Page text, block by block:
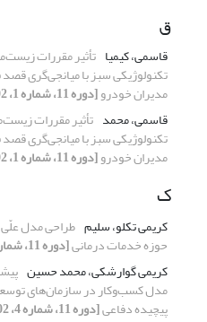
ق
قاسمی، کیمیا تأثیر مقررات
تکنولوژیکی سبز با میانجی‌گری
مدیران خودرو[دوره 11، شماره 1، 1402، صفحه 217-189]
قاسمی، محمد تأثیر مقررات
تکنولوژیکی سبز با میانجی‌گری
مدیران خودرو[دوره 11، شماره 1، 1402، صفحه 217-189]
ک
کریمی تکلو، سلیم طراحی مدل
حوزه خدمات درمانی[دوره 11، شماره 2، 1402، صفحه 9-35]
کریمی گوارشکی، محمد حسین
مدل کسب‌وکار در سازمان‌های
پیچیده دفاعی[دوره 11، شماره 4، 1402، صفحه 175-210]